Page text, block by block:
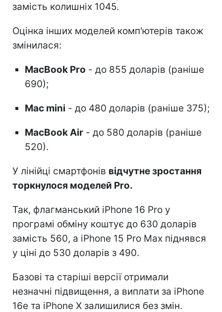
замість колишніх 1045.
Оцінка інших моделей комп'ютерів також
змінилася:
MacBook Pro - до 855 доларів (раніше
690);
Mac mini - до 480 доларів (раніше 375);
MacBook Air - до 580 доларів (раніше
520).
У лінійці смартфонів відчутне зростання
торкнулося моделей Pro.
Так, флагманський iPhone 16 Pro у
програмі обміну коштує до 630 доларів
замість 560, а iPhone 15 Pro Max піднявся
у ціні до 530 доларів з 490.
Базові та старіші версії отримали
незначні підвищення, а виплати за iPhone
16e та iPhone X залишилися без змін.